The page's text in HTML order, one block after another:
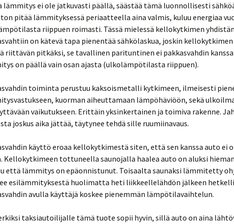
lämmitys ei ole jatkuvasti päällä, säästää tämä luonnollisesti
pitää lämmityksessä periaatteella aina valmis, kuluu energiaa
riippuen roimasti. Tässä mielessä kellokytkimen
on kätevä tapa pienentää sähkölaskua, joskin
riittävän pitkäksi, se tavallinen parituntinen ei pakkasvahdin
on päällä vain osan ajasta (ulkolämpötilasta riippuen).
toiminta perustuu kaksoismetalli kytkimeen, ilmeisesti
kuorman aiheuttamaan lämpöhäviöön, sekä
vaikutukseen. Erittäin yksinkertainen ja toimiva rakenne.
joskus aika jättää, täytynee tehdä sille ruumiinavaus.
käyttö eroaa kellokytkimestä siten, että sen kanssa auto ei
Kellokytkimeen tottuneella saunojalla haalea auto on aluksi
että lämmitys on epäonnistunut. Toisaalta saunaksi lämmitetty
esilämmityksestä huolimatta heti liikkeellelähdön jälkeen
avulla käyttäjä koskee pienemmän lämpötilavaihtelun.
taksiautoilijalle tämä tuote sopii hyvin, sillä auto on aina